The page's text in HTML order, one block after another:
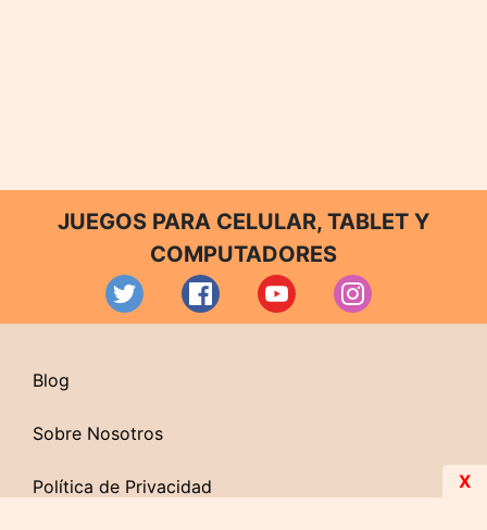
JUEGOS PARA CELULAR, TABLET Y
COMPUTADORES
Blog
Sobre Nosotros
Política de Privacidad X